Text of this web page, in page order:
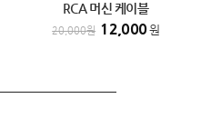
RCA 머신 케이블
20,000원 12,000원